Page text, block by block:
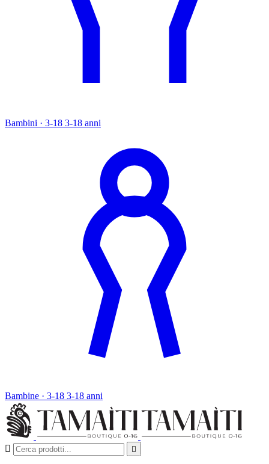
Bambini · 3-18 3-18 anni
Bambine · 3-18 3-18 anni
 